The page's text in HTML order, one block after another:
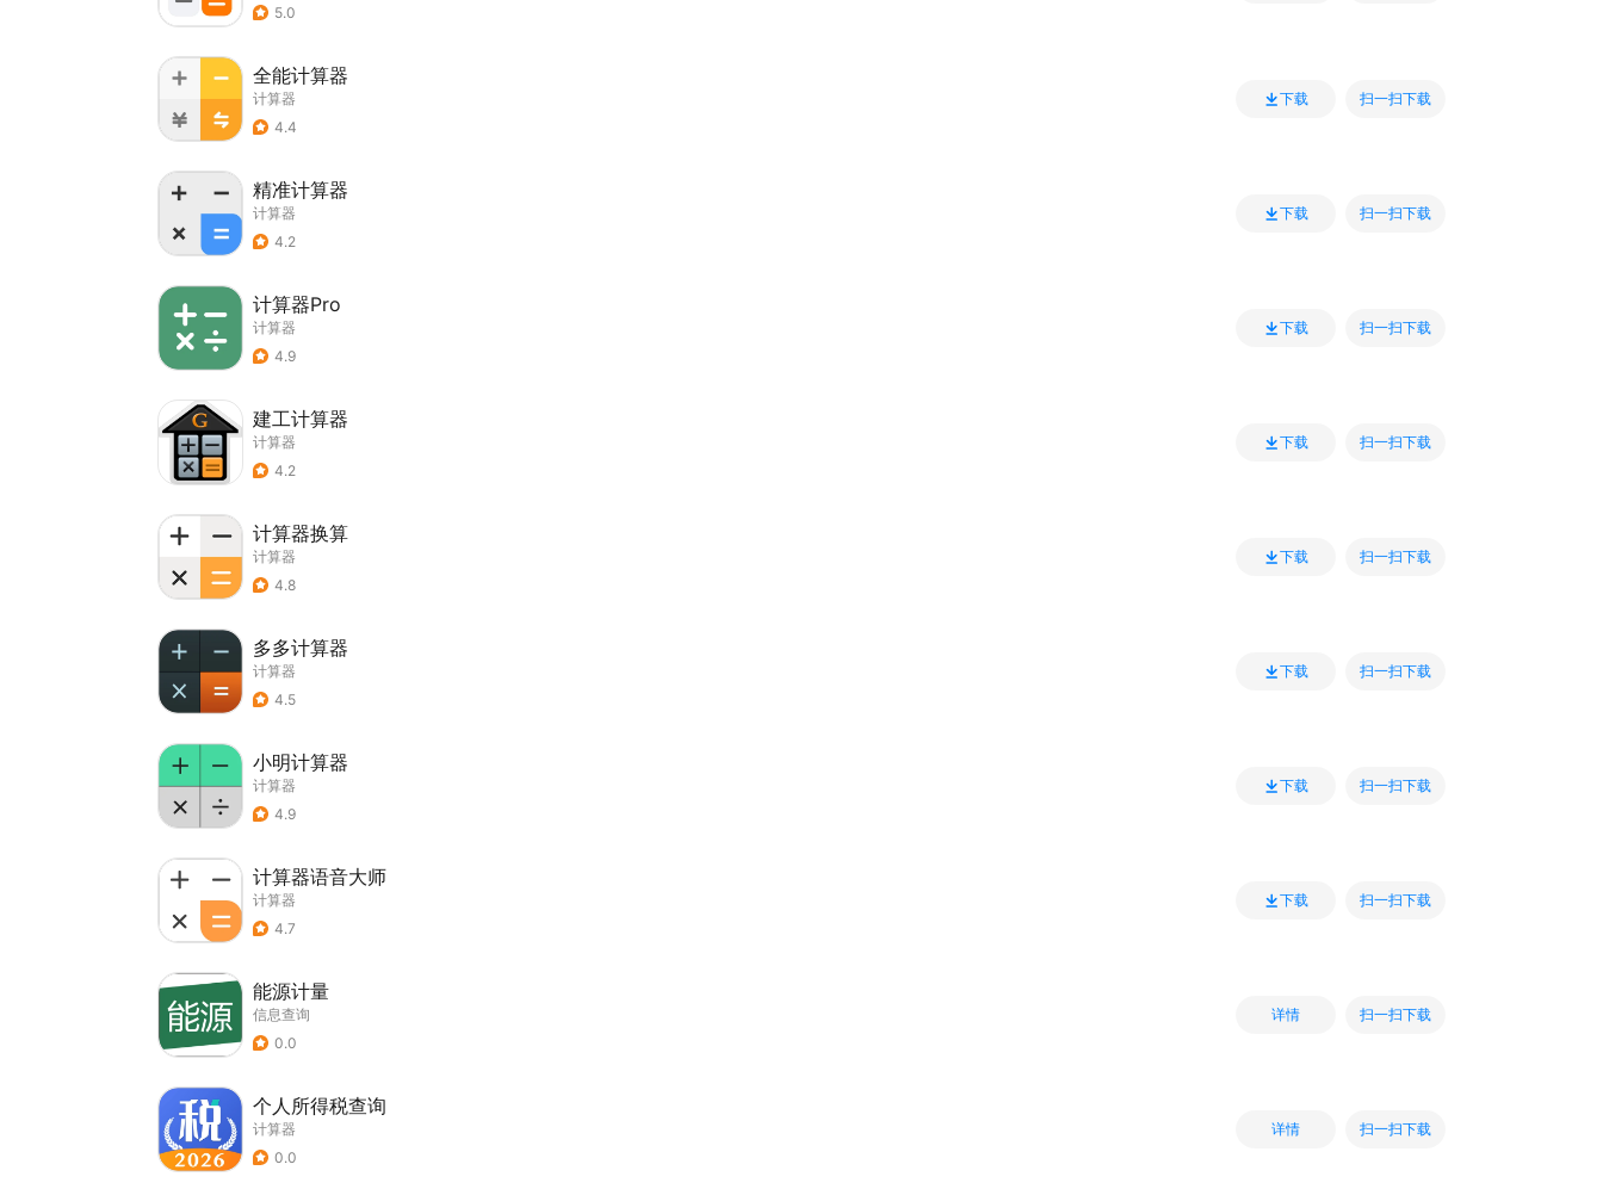
5.0
全能计算器
计算器
4.4
下载 扫一扫下载
精准计算器
计算器
4.2
下载 扫一扫下载
计算器Pro
计算器
4.9
下载 扫一扫下载
建工计算器
计算器
4.2
下载 扫一扫下载
计算器换算
计算器
4.8
下载 扫一扫下载
多多计算器
计算器
4.5
下载 扫一扫下载
小明计算器
计算器
4.9
下载 扫一扫下载
计算器语音大师
计算器
4.7
下载 扫一扫下载
能源计量
信息查询
0.0
详情 扫一扫下载
个人所得税查询
计算器
0.0
详情 扫一扫下载